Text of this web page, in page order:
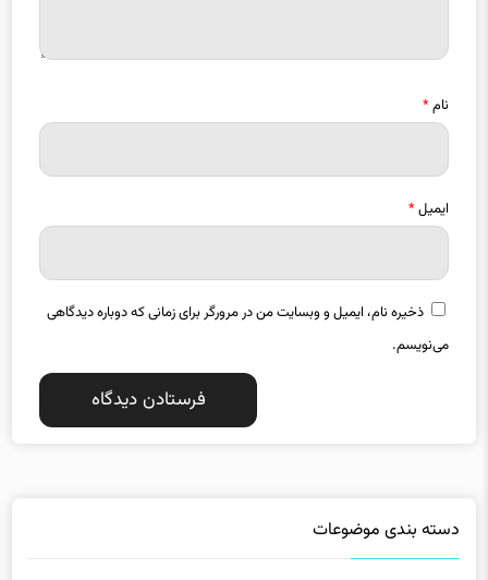
نام*
ایمیل*
ذخیره نام، ایمیل و وبسایت من در مرورگر برای زمانی که دوباره دیدگاهی
می‌نویسم.
دسته بندی موضوعات